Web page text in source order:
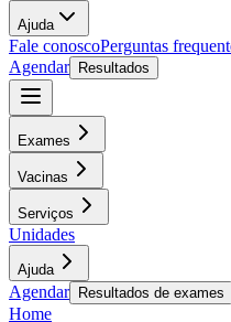
Ajuda
Fale conoscoPerguntas
Agendar
Resultados
Exames
Vacinas
Serviços
Unidades
Ajuda
Agendar Resultados de exames
Home